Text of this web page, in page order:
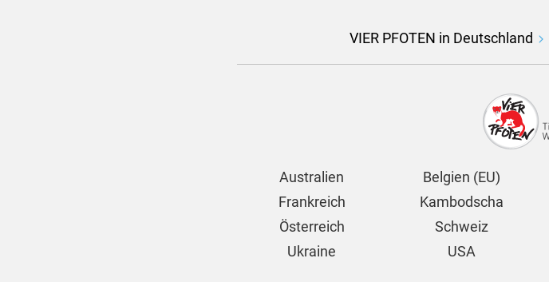
VIER PFOTEN in Deutschland
Australien Belgien (EU)
Frankreich
Kambodscha
Österreich
Schweiz
Ukraine
USA